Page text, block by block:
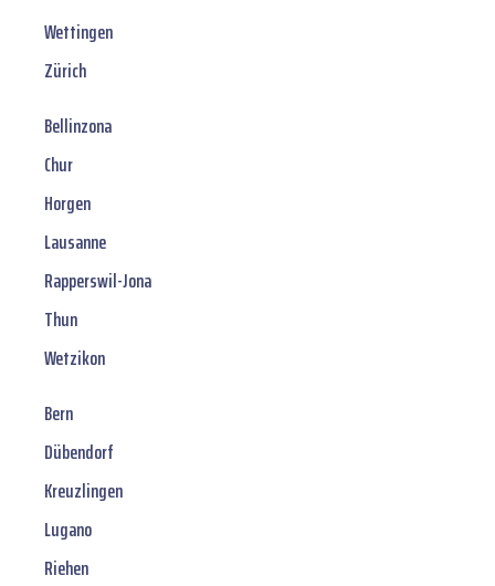
Wettingen
Zürich
Bellinzona
Chur
Horgen
Lausanne
Rapperswil-Jona
Thun
Wetzikon
Bern
Dübendorf
Kreuzlingen
Lugano
Riehen